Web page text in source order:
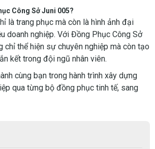
Công Sở Juni 005?
là trang phục mà còn là hình ảnh đại
doanh nghiệp. Với Đồng Phục Công Sở
chỉ thể hiện sự chuyên nghiệp mà còn tạo
kết trong đội ngũ nhân viên.
cùng bạn trong hành trình xây dựng
qua từng bộ đồng phục tinh tế, sang